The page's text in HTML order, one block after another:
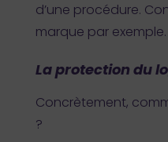
d’une procédure.
marque par exemple.
La protection du
Concrètement,
?